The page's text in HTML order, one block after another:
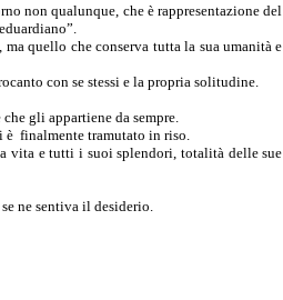
non qualunque, che è rappresentazione del
quello che conserva tutta la sua umanità e
con se stessi e la propria solitudine.
gli appartiene da sempre.
è finalmente tramutato in riso.
vita e tutti i suoi splendori, totalità delle sue
ne sentiva il desiderio.